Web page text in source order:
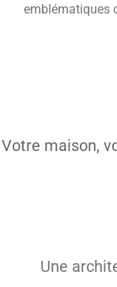
emblématiques
Votre maison,
Une